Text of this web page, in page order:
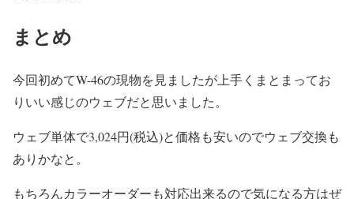
まとめ
今回初めてW-46の現物を見ましたが上手くまとまってお
りいい感じのウェブだと思いました。
ウェブ単体で3,024円(税込)と価格も安いのでウェブ交換も
ありかなと。
もちろんカラーオーダーも対応出来るので気になる方はぜ